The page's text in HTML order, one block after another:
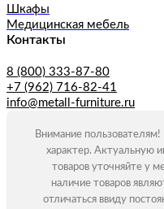
Шкафы
Медицинская мебель
Контакты
8 (800) 333-87-80
+7 (962) 716-82-41
info@metall-furniture.ru
Внимание
характер. Актуальную
товаров уточняйте у
наличие товаров
отличаться ввиду